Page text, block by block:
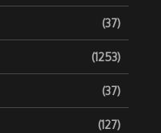
(37)
(1253)
(37)
(127)